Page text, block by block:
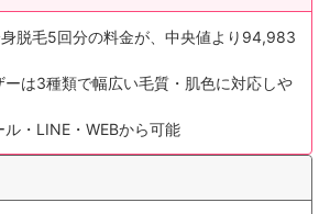
脱毛5回分の料金が、中央値より94,983
ーは3種類で幅広い毛質・肌色に対応しや
・LINE・WEBから可能